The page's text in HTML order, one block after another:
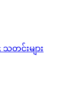
သတင်းများ